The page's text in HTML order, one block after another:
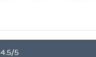
4.5/5